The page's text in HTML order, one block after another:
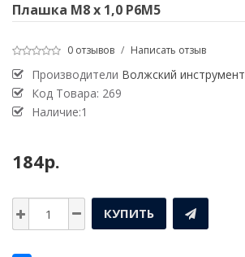
Плашка М8 х 1,0 Р6М5
0 отзывов / Написать отзыв
Производители Волжский инструмент
Код Товара: 269
Наличие:1
184р.
КУПИТЬ